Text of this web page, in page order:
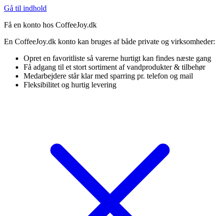
Gå til indhold
Få en konto hos CoffeeJoy.dk
En CoffeeJoy.dk konto kan bruges af både private og virksomheder:
Opret en favoritliste så varerne hurtigt kan findes næste gang
Få adgang til et stort sortiment af vandprodukter & tilbehør
Medarbejdere står klar med sparring pr. telefon og mail
Fleksibilitet og hurtig levering